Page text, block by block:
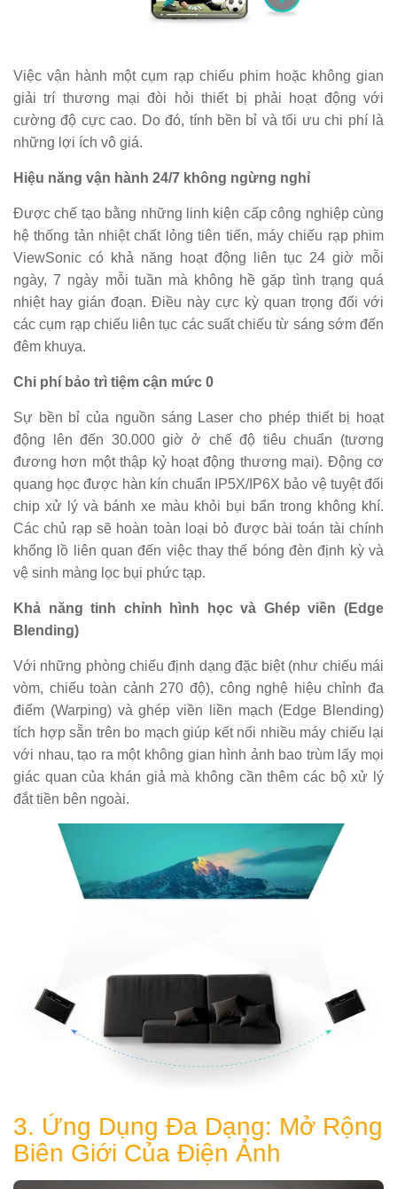
Việc vận hành một cụm rạp chiếu phim hoặc không gian
giải trí thương mại đòi hỏi thiết bị phải hoạt động với
cường độ cực cao. Do đó, tính bền bỉ và tối ưu chi phí là
những lợi ích vô giá.
Hiệu năng vận hành 24/7 không ngừng nghỉ
Được chế tạo bằng những linh kiện cấp công nghiệp cùng
hệ thống tản nhiệt chất lỏng tiên tiến, máy chiếu rạp phim
ViewSonic có khả năng hoạt động liên tục 24 giờ mỗi
ngày, 7 ngày mỗi tuần mà không hề gặp tình trạng quá
nhiệt hay gián đoạn. Điều này cực kỳ quan trọng đối với
các cụm rạp chiếu liên tục các suất chiếu từ sáng sớm đến
đêm khuya.
Chi phí bảo trì tiệm cận mức 0
Sự bền bỉ của nguồn sáng Laser cho phép thiết bị hoạt
động lên đến 30.000 giờ ở chế độ tiêu chuẩn (tương
đương hơn một thập kỷ hoạt động thương mại). Động cơ
quang học được hàn kín chuẩn IP5X/IP6X bảo vệ tuyệt đối
chip xử lý và bánh xe màu khỏi bụi bẩn trong không khí.
Các chủ rạp sẽ hoàn toàn loại bỏ được bài toán tài chính
khổng lồ liên quan đến việc thay thế bóng đèn định kỳ và
vệ sinh màng lọc bụi phức tạp.
Khả năng tinh chỉnh hình học và Ghép viền (Edge
Blending)
Với những phòng chiếu định dạng đặc biệt (như chiếu mái
vòm, chiếu toàn cảnh 270 độ), công nghệ hiệu chỉnh đa
điểm (Warping) và ghép viền liền mạch (Edge Blending)
tích hợp sẵn trên bo mạch giúp kết nối nhiều máy chiếu lại
với nhau, tạo ra một không gian hình ảnh bao trùm lấy mọi
giác quan của khán giả mà không cần thêm các bộ xử lý
đắt tiền bên ngoài.
3. Ứng Dụng Đa Dạng: Mở Rộng
Biên Giới Của Điện Ảnh